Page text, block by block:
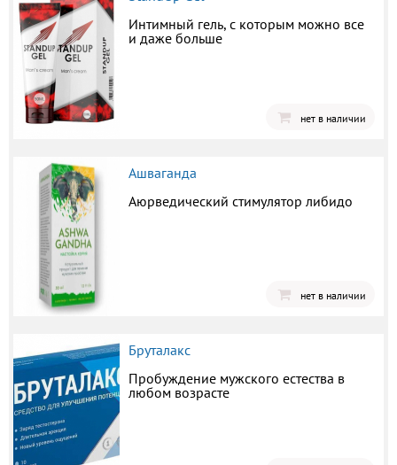
Интимный гель, с которым можно все
и даже больше
нет в наличии
Ашваганда
Аюрведический стимулятор либидо
нет в наличии
Бруталакс
Пробуждение мужского естества в
любом возрасте